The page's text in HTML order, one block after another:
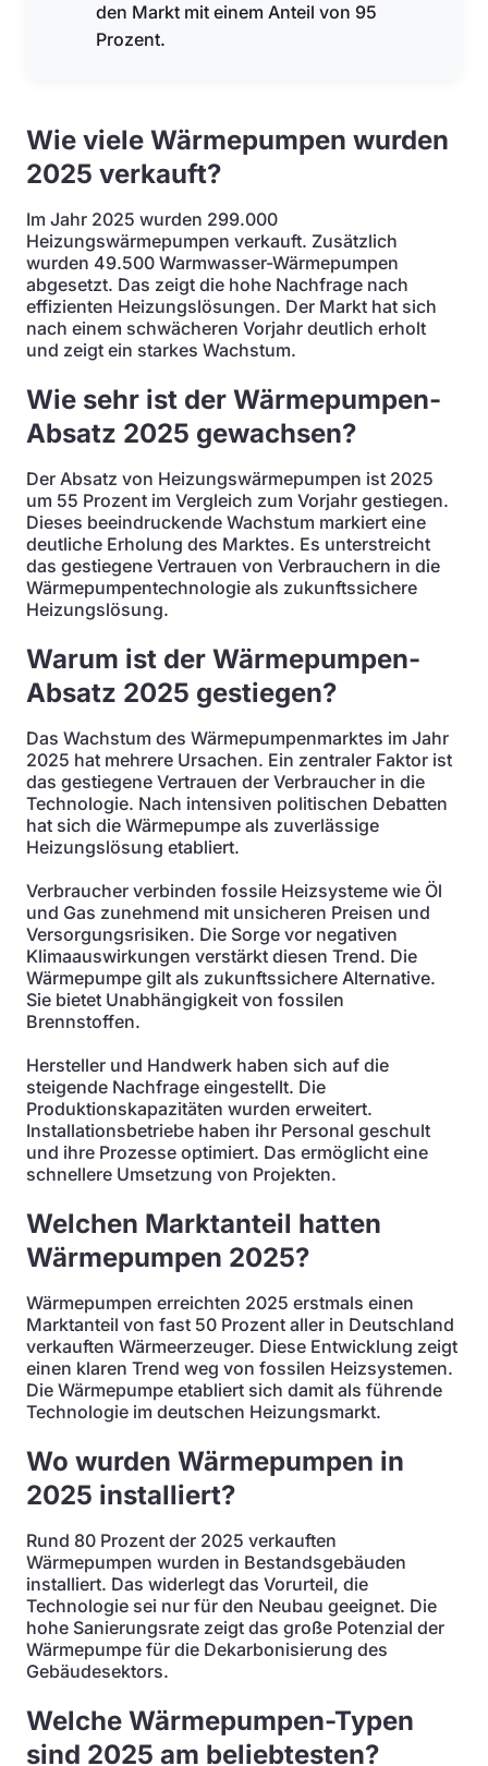
den Markt mit einem Anteil von 95
Prozent.
Wie viele Wärmepumpen wurden
2025 verkauft?
Im Jahr 2025 wurden 299.000
Heizungswärmepumpen verkauft. Zusätzlich
wurden 49.500 Warmwasser-Wärmepumpen
abgesetzt. Das zeigt die hohe Nachfrage nach
effizienten Heizungslösungen. Der Markt hat sich
nach einem schwächeren Vorjahr deutlich erholt
und zeigt ein starkes Wachstum.
Wie sehr ist der Wärmepumpen-
Absatz 2025 gewachsen?
Der Absatz von Heizungswärmepumpen ist 2025
um 55 Prozent im Vergleich zum Vorjahr gestiegen.
Dieses beeindruckende Wachstum markiert eine
deutliche Erholung des Marktes. Es unterstreicht
das gestiegene Vertrauen von Verbrauchern in die
Wärmepumpentechnologie als zukunftssichere
Heizungslösung.
Warum ist der Wärmepumpen-
Absatz 2025 gestiegen?
Das Wachstum des Wärmepumpenmarktes im Jahr
2025 hat mehrere Ursachen. Ein zentraler Faktor ist
das gestiegene Vertrauen der Verbraucher in die
Technologie. Nach intensiven politischen Debatten
hat sich die Wärmepumpe als zuverlässige
Heizungslösung etabliert.
Verbraucher verbinden fossile Heizsysteme wie Öl
und Gas zunehmend mit unsicheren Preisen und
Versorgungsrisiken. Die Sorge vor negativen
Klimaauswirkungen verstärkt diesen Trend. Die
Wärmepumpe gilt als zukunftssichere Alternative.
Sie bietet Unabhängigkeit von fossilen
Brennstoffen.
Hersteller und Handwerk haben sich auf die
steigende Nachfrage eingestellt. Die
Produktionskapazitäten wurden erweitert.
Installationsbetriebe haben ihr Personal geschult
und ihre Prozesse optimiert. Das ermöglicht eine
schnellere Umsetzung von Projekten.
Welchen Marktanteil hatten
Wärmepumpen 2025?
Wärmepumpen erreichten 2025 erstmals einen
Marktanteil von fast 50 Prozent aller in Deutschland
verkauften Wärmeerzeuger. Diese Entwicklung zeigt
einen klaren Trend weg von fossilen Heizsystemen.
Die Wärmepumpe etabliert sich damit als führende
Technologie im deutschen Heizungsmarkt.
Wo wurden Wärmepumpen in
2025 installiert?
Rund 80 Prozent der 2025 verkauften
Wärmepumpen wurden in Bestandsgebäuden
installiert. Das widerlegt das Vorurteil, die
Technologie sei nur für den Neubau geeignet. Die
hohe Sanierungsrate zeigt das große Potenzial der
Wärmepumpe für die Dekarbonisierung des
Gebäudesektors.
Welche Wärmepumpen-Typen
sind 2025 am beliebtesten?